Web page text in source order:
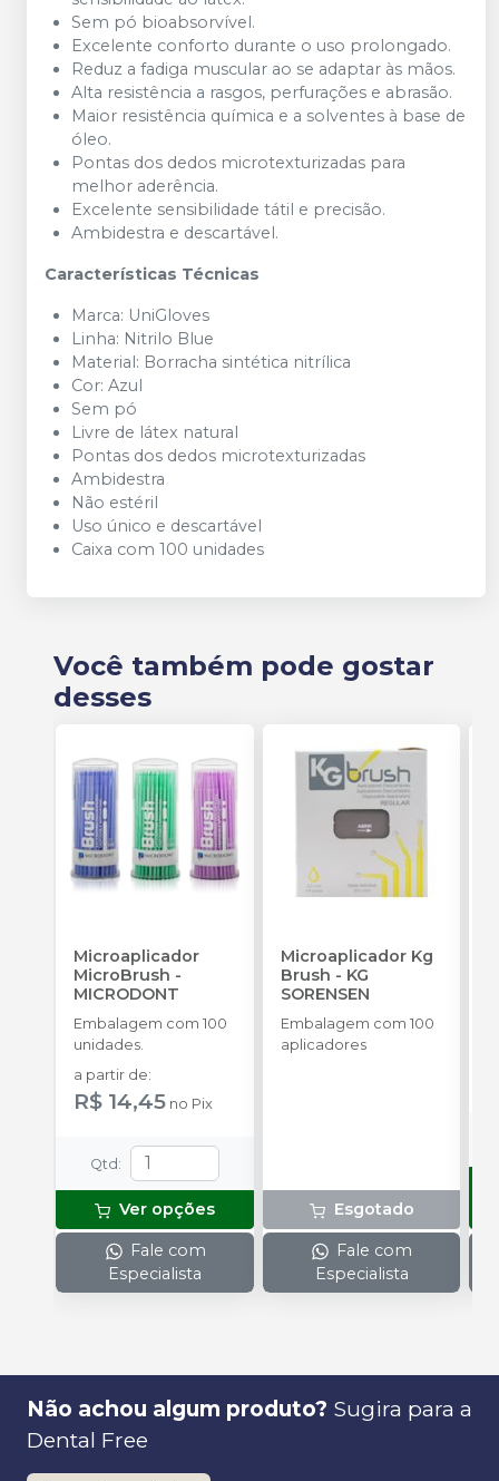
Sem pó bioabsorvível.
Excelente conforto durante o uso prolongado.
Reduz a fadiga muscular ao se adaptar às mãos.
Alta resistência a rasgos, perfurações e abrasão.
Maior resistência química e a solventes à base de
óleo.
Pontas dos dedos microtexturizadas para
melhor aderência.
Excelente sensibilidade tátil e precisão.
Ambidestra e descartável.
Características Técnicas
Marca: UniGloves
Linha: Nitrilo Blue
Material: Borracha sintética nitrílica
Cor: Azul
Sem pó
Livre de látex natural
Pontas dos dedos microtexturizadas
Ambidestra
Não estéril
Uso único e descartável
Caixa com 100 unidades
Você também pode gostar
desses
Microaplicador
MicroBrush -
MICRODONT
Embalagem com 100
unidades.
a partir de:
R$ 14,45 no Pix
Qtd :
Ver opções
Fale com
Especialista
Microaplicador Kg
Brush - KG
SORENSEN
Embalagem com 100
aplicadores
Esgotado
Fale com
Especialista
Não achou algum produto? Sugira para a
Dental Free